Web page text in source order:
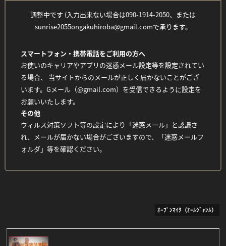
調整中です (入力出来ない場合は090-1914-2050、または
sunrise2055ongakuhiroba@gmail.comで承ります。
スマートフォン・携帯電話をご利用の方へ
お使いのキャリアやアプリの迷惑メール設定等を設定されてい
る場合、 当サイトからのメールが正しく届かないことがござ
います。Gメール（@gmail.com）を受信できるように設定を
お願いいたします。
その他
ウィルス対策ソフト等の設定により「迷惑メール」と認識さ
れ、メールが届かない場合がございますので、「迷惑メールフ
ォルダ」等を確認ください。
ｵｰﾌﾟﾝﾏｲｸ（ｵｰﾙｼﾞｬﾝﾙ）